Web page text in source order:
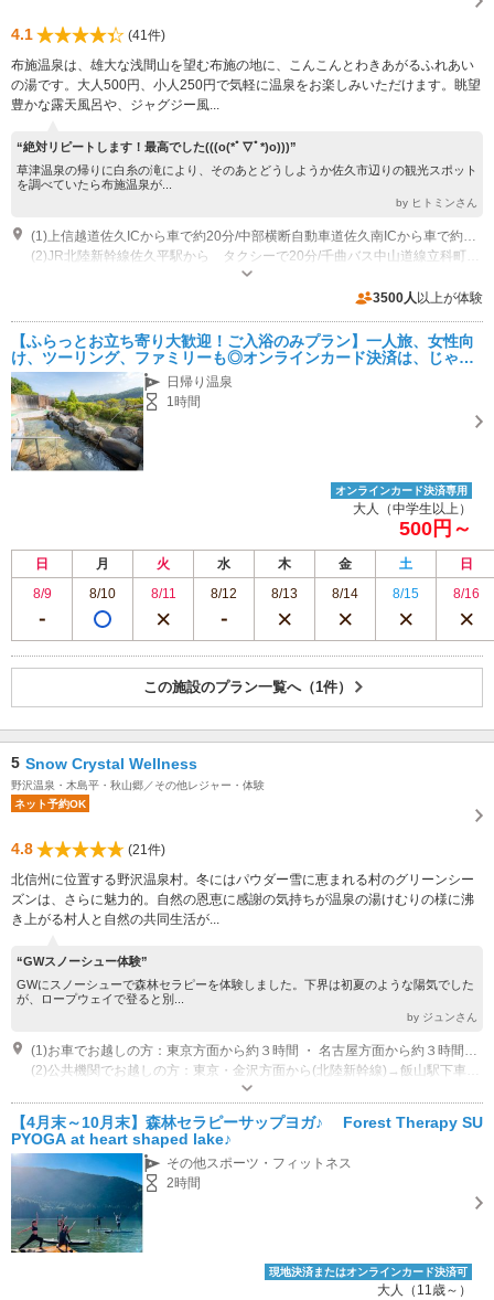
4.1
(41件)
布施温泉は、雄大な浅間山を望む布施の地に、こんこんとわきあがるふれあい
の湯です。大人500円、小人250円で気軽に温泉をお楽しみいただけます。眺望
豊かな露天風呂や、ジャグジー風...
“絶対リピートします！最高でした(((o(*ﾟ▽ﾟ*)o)))”
草津温泉の帰りに白糸の滝により、そのあとどうしようか佐久市辺りの観光スポット
を調べていたら布施温泉が...
by ヒトミンさん
(1)上信越道佐久ICから車で約20分/中部横断自動車道佐久南ICから車で約10分
営業：11:00～21:00 （最終受付20:30） 食堂は11:00～20:30(L.O.) 休業：
水曜日、第2・第4金曜日、その他メンテナンス休業あり 3500人 以上が体験
【ふらっとお立ち寄り大歓迎！ご入浴のみプラン】一人旅、女性向
け、ツーリング、ファミリーも◎オンラインカード決済は、じゃら
ん限定
日帰り温泉
1時間
オンラインカード決済専用
大人（中学生以上）
500円～
日 月 火 水 木 金 土
日
8/9
8/10 8/11 8/12 8/13 8/14 8/15 8/16
この施設のプラン一覧へ（1件）
5 Snow Crystal Wellness
野沢温泉・木島平・秋山郷／その他レジャー・体験
ネット予約OK
4.8
(21件)
北信州に位置する野沢温泉村。冬にはパウダー雪に恵まれる村のグリーンシー
ズンは、さらに魅力的。自然の恩恵に感謝の気持ちが温泉の湯けむりの様に沸
き上がる村人と自然の共同生活が...
“GWスノーシュー体験”
GWにスノーシューで森林セラピーを体験しました。下界は初夏のような陽気でした
が、ロープウェイで登ると別...
by ジュンさん
(1)お車でお越しの方：東京方面から約３時間 ・ 名古屋方面から約３時間５０分 ・ 大阪方面から約５時間５０分 ・ 金沢方面から車で約３時間１０分 ほど。最寄りのICは、豊田飯山I.C→国道(25分)→野沢温泉村入り口に”お宿おばたけ”があります。青がマークのゼネラルガソリンスタンドの向いです。
【4月末～10月末】森林セラピーサップヨガ♪ Forest Therapy SU
PYOGA at heart shaped lake♪
その他スポーツ・フィットネス
2時間
現地決済またはオンラインカード決済可
大人（11歳～）